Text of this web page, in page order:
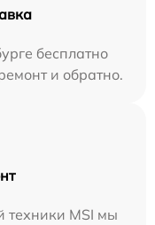
бесплатно
и обратно.
техники MSI мы